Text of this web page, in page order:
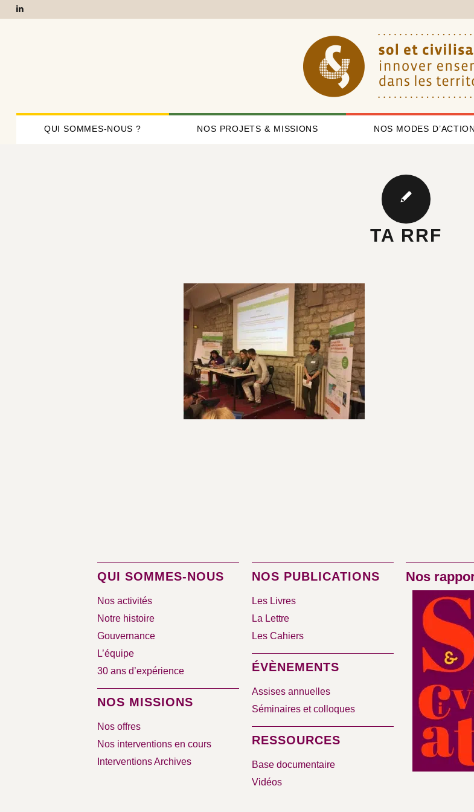
QUI SOMMES-NOUS ? NOS PROJETS & MISSIONS NOS MODES D’ACTION
TA RRF
QUI SOMMES-NOUS
Nos activités
Notre histoire
Gouvernance
L’équipe
30 ans d’expérience
NOS MISSIONS
Nos offres
Nos interventions en cours
Interventions Archives
NOS PUBLICATIONS
Les Livres
La Lettre
Les Cahiers
ÉVÈNEMENTS
Assises annuelles
Séminaires et colloques
RESSOURCES
Base documentaire
Vidéos
Nos